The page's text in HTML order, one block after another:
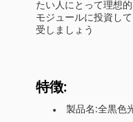
たい人にとって理想
モジュールに投資し
受しましょう
特徴:
製品名:全黒色